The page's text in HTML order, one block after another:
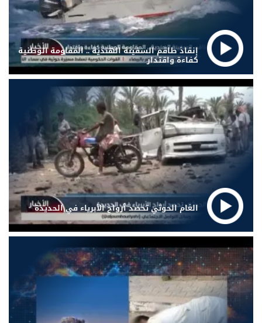
إنقاذ طاقم السفينة الهندية .. المقاومة الوطنية
كفاءة واقتدار
الغام الحوثي تحصد أرواح الأبرياء في الحديدة